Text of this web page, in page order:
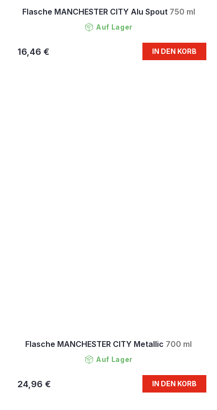
Flasche MANCHESTER CITY Alu Spout 750 ml
Auf Lager
16,46 € IN DEN KORB
Flasche MANCHESTER CITY Metallic 700 ml
Auf Lager
24,96 € IN DEN KORB